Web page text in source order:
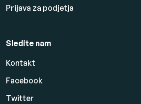
Prijava za podjetja
Sledite nam
Kontakt
Facebook
Twitter